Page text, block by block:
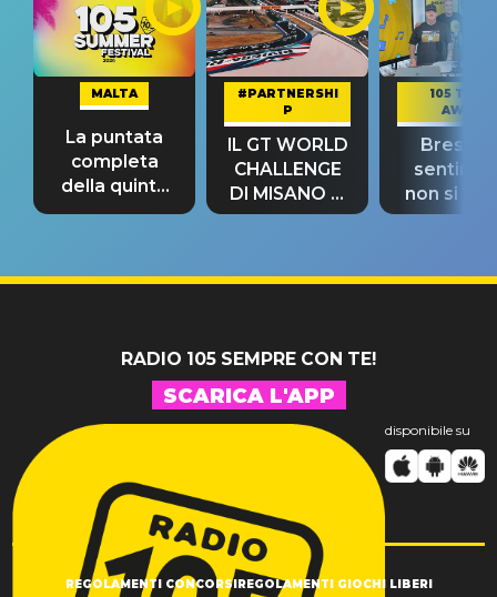
MALTA
La puntata
completa
della quinta
tappa
#PARTNERSHI
P
IL GT WORLD
CHALLENGE
DI MISANO si
riconferma
105 TAKE
AWAY
Bresh:
non si
fino alla
RADIO 105 SEMPRE CON TE!
SCARICA L'APP
disponibile su
REGOLAMENTI CONCORSIREGOLAMENTI GIOCHI LIBERI